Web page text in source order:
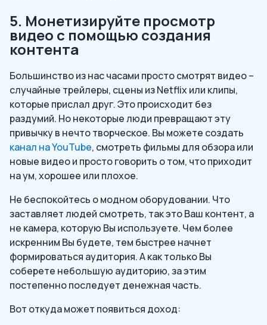
5. Монетизируйте просмотр
видео с помощью создания
контента
Большинство из нас часами просто смотрят видео –
случайные трейлеры, сцены из Netflix или клипы,
которые прислал друг. Это происходит без
раздумий. Но некоторые люди превращают эту
привычку в нечто творческое. Вы можете создать
канал на YouTube, смотреть фильмы для обзора или
новые видео и просто говорить о том, что приходит
на ум, хорошее или плохое.
Не беспокойтесь о модном оборудовании. Что
заставляет людей смотреть, так это Ваш контент, а
не камера, которую Вы используете. Чем более
искренним Вы будете, тем быстрее начнет
формироваться аудитория. А как только Вы
соберете небольшую аудиторию, за этим
постепенно последует денежная часть.
Вот откуда может появиться доход: